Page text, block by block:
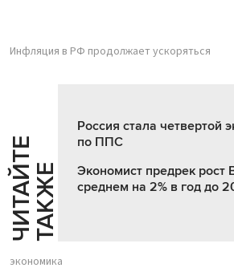
Инфляция в РФ продолжает ускоряться
Ч
И
Т
АЙ
Т
Е
Т
А
К
ЖЕ
Россия стала четвертой
по ППС
Экономист предрек рост
среднем на 2% в год до
экономика